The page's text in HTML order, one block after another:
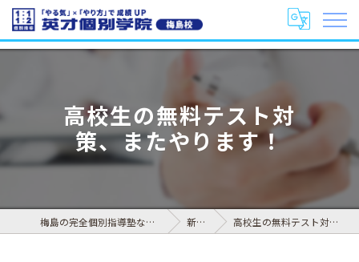
高校生の無料テスト対
策、またやります！
梅島の完全個別指導塾なら英才個別学院 梅島校 新着情報 高校生の無料テスト対策、またやります！